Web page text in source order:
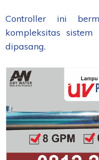
Controller ini
kompleksitas
dipasang.